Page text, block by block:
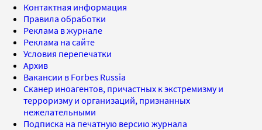
Контактная информация
Правила обработки
Реклама в журнале
Реклама на сайте
Условия перепечатки
Архив
Вакансии в Forbes Russia
Сканер иноагентов, причастных к экстремизму и
терроризму и организаций, признанных
нежелательными
Подписка на печатную версию журнала